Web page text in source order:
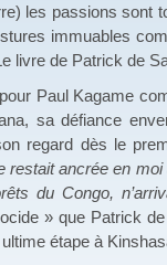
les passions sont
immuables
livre de Patrick de
Paul Kagame
sa défiance
regard dès le
restait ancrée en
du Congo,
» que Patrick
étape à